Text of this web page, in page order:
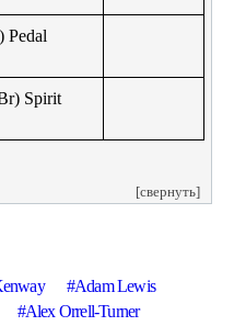
Pedal
Spirit
[свернуть]
Adam Lewis
Alex Orrell-Turner